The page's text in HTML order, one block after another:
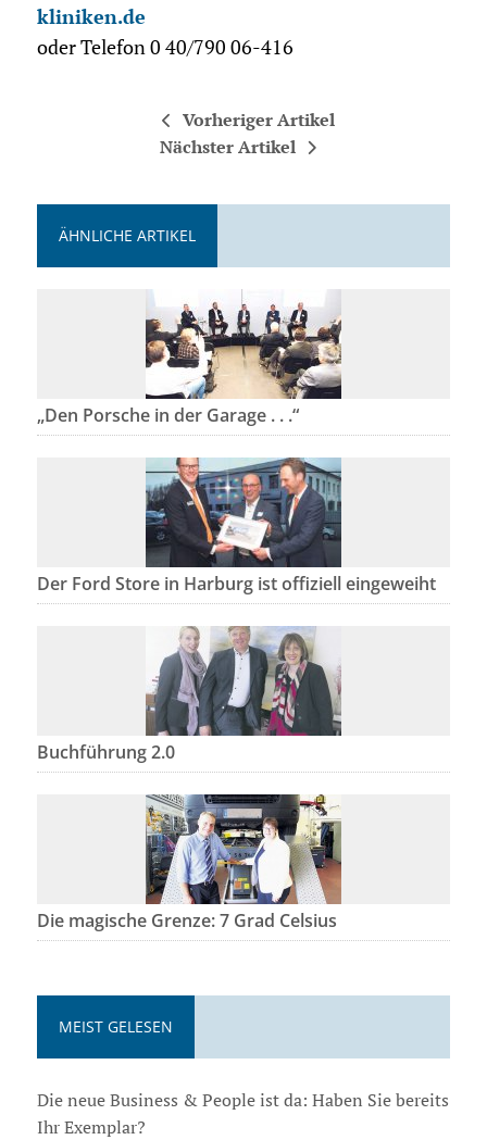
kliniken.de
oder Telefon 0 40/790 06-416
Vorheriger Artikel
Nächster Artikel
ÄHNLICHE ARTIKEL
„Den Porsche in der Garage . . .“
Der Ford Store in Harburg ist offiziell eingeweiht
Buchführung 2.0
Die magische Grenze: 7 Grad Celsius
MEIST GELESEN
Die neue Business & People ist da: Haben Sie bereits
Ihr Exemplar?